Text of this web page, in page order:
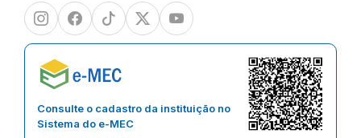
InstagramFacebookTikTokTwitter/XYoutube
Consulte o cadastro da instituição no
Sistema do e-MEC